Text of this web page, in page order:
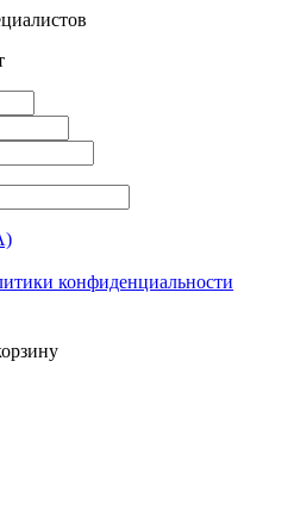
конфиденциальности